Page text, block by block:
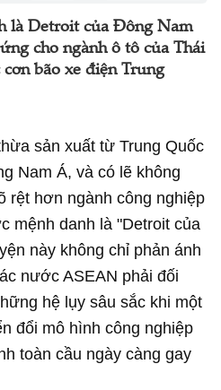
là Detroit của Đông Nam
cho ngành ô tô của Thái
bão xe điện Trung
sản xuất từ Trung Quốc
Nam Á, và có lẽ không
rệt hơn ngành công nghiệp
mệnh danh là "Detroit của
này không chỉ phản ánh
nước ASEAN phải đối
hệ lụy sâu sắc khi một
đổi mô hình công nghiệp
toàn cầu ngày càng gay